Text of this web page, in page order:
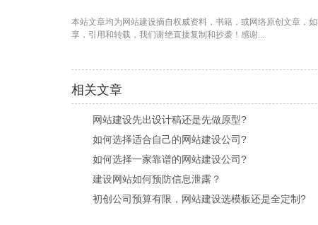
本站文章均为 网站建设摘自权威资料，书籍，或网络原创文章，
享，引用和转载，我们谢绝直接复制和抄袭！感谢...
相关文章
网站建设先出设计稿还是先做原型?
如何选择适合自己的网站建设公司?
如何选择一家靠谱的网站建设公司?
建设网站如何预防信息泄露？
初创公司预算有限，网站建设选模板还是全定制?